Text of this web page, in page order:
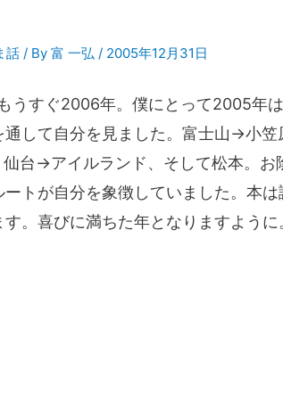
話 / By 富 一弘 / 2005年12月31日
うすぐ2006年。僕にとって2005年
通して自分を見ました。富士山→小
台→アイルランド、そして松本。お
ートが自分を象徴していました。本
。喜びに満ちた年となりますように